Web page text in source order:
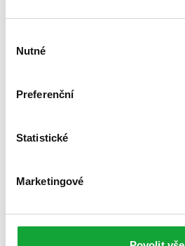
souhlasu
Nutné
Preferenční
Statistické
Marketingové